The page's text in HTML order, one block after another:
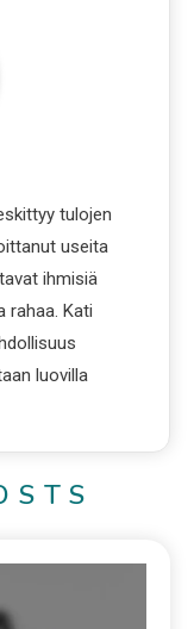
tulojen
useita
ihmisiä
rahaa. Kati
luovilla